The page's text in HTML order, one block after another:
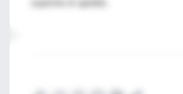
suprime el apetito.